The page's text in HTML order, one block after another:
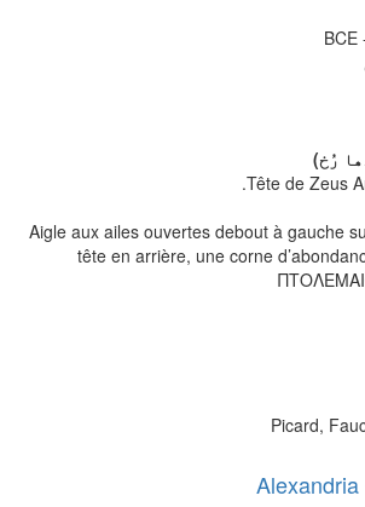
رُخ)
Tête de Zeus
Aigle aux ailes ouvertes debout à gauche
tête en arrière, une corne
Picard,